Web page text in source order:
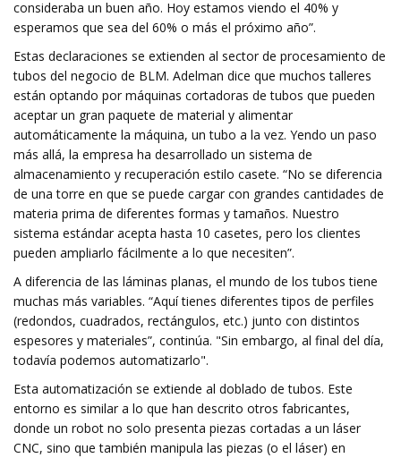
consideraba un buen año. Hoy estamos viendo el 40% y
esperamos que sea del 60% o más el próximo año”.
Estas declaraciones se extienden al sector de procesamiento de
tubos del negocio de BLM. Adelman dice que muchos talleres
están optando por máquinas cortadoras de tubos que pueden
aceptar un gran paquete de material y alimentar
automáticamente la máquina, un tubo a la vez. Yendo un paso
más allá, la empresa ha desarrollado un sistema de
almacenamiento y recuperación estilo casete. “No se diferencia
de una torre en que se puede cargar con grandes cantidades de
materia prima de diferentes formas y tamaños. Nuestro
sistema estándar acepta hasta 10 casetes, pero los clientes
pueden ampliarlo fácilmente a lo que necesiten”.
A diferencia de las láminas planas, el mundo de los tubos tiene
muchas más variables. “Aquí tienes diferentes tipos de perfiles
(redondos, cuadrados, rectángulos, etc.) junto con distintos
espesores y materiales”, continúa. "Sin embargo, al final del día,
todavía podemos automatizarlo".
Esta automatización se extiende al doblado de tubos. Este
entorno es similar a lo que han descrito otros fabricantes,
donde un robot no solo presenta piezas cortadas a un láser
CNC, sino que también manipula las piezas (o el láser) en